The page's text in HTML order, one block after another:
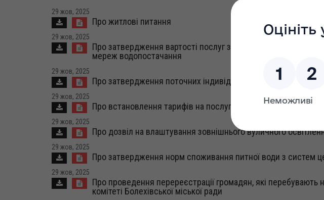
29 жов, 2025
Про житлові питання
29 жов, 2025
Про затвердження вартості послуг з видачі технічних умов
мереж водопостачання
29 жов, 2025
Про затвердження поточних індивідуальних технологічних
29 жов, 2025
Про встановлення тарифів на послуги, які надає
29 жов, 2025
Про дозвіл на влаштування зовнішнього вуличного
29 жов, 2025
Про затвердження норм споживання питної води з систем
29 жов, 2025
Про проведення перереєстрації громадян, які перебувають
комітеті Болехівської міської ради